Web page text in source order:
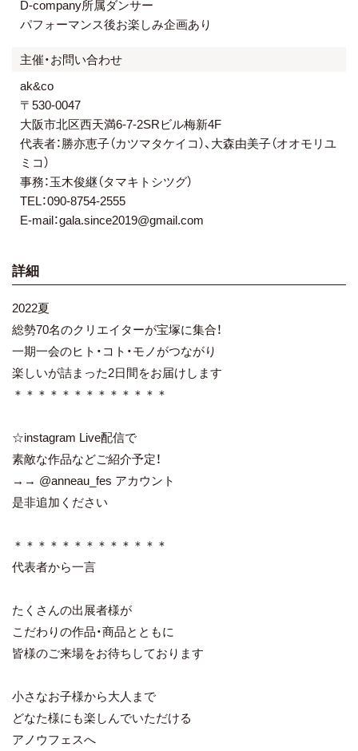
D-company所属ダンサー
パフォーマンス後お楽しみ企画あり
主催・お問い合わせ
ak&co
〒530-0047
大阪市北区西天満6-7-2SRビル梅新4F
代表者：勝亦恵子（カツマタケイコ）、大森由美子（オオモリユ
ミコ）
事務：玉木俊継（タマキトシツグ）
TEL：090-8754-2555
E-mail：gala.since2019@gmail.com
詳細
2022夏
総勢70名のクリエイターが宝塚に集合！
一期一会のヒト・コト・モノがつながり
楽しいが詰まった2日間をお届けします
＊＊＊＊＊＊＊＊＊＊＊＊＊
☆instagram Live配信で
素敵な作品などご紹介予定！
→→ @anneau_fes アカウント
是非追加ください
＊＊＊＊＊＊＊＊＊＊＊＊＊
代表者から一言
たくさんの出展者様が
こだわりの作品・商品とともに
皆様のご来場をお待ちしております
小さなお子様から大人まで
どなた様にも楽しんでいただける
アノウフェスへ